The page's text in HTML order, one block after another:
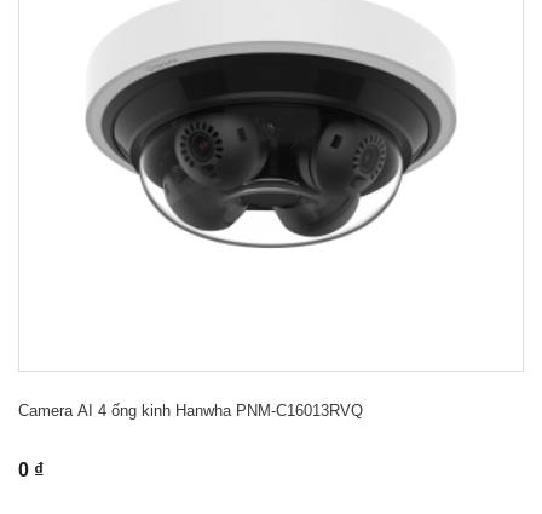
Camera AI 4 ống kinh Hanwha PNM-C16013RVQ
0 ₫